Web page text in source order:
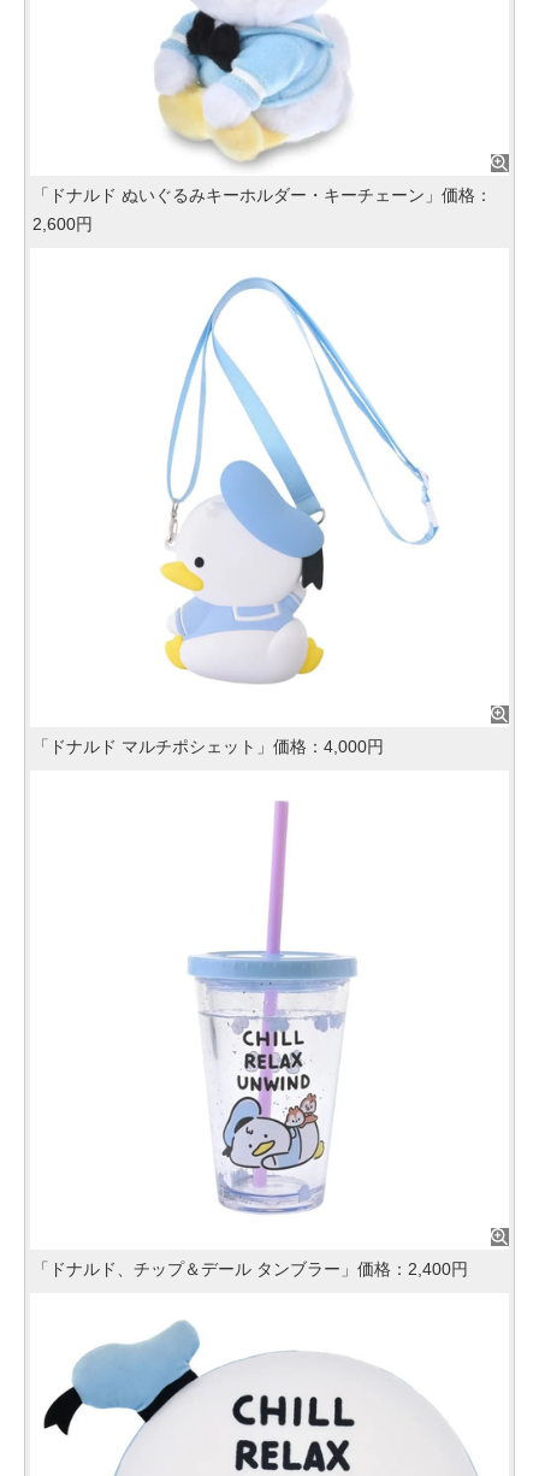
「ドナルド ぬいぐるみキーホルダー・キーチェーン」価格：
2,600円
「ドナルド マルチポシェット」価格：4,000円
「ドナルド、チップ＆デール タンブラー」価格：2,400円